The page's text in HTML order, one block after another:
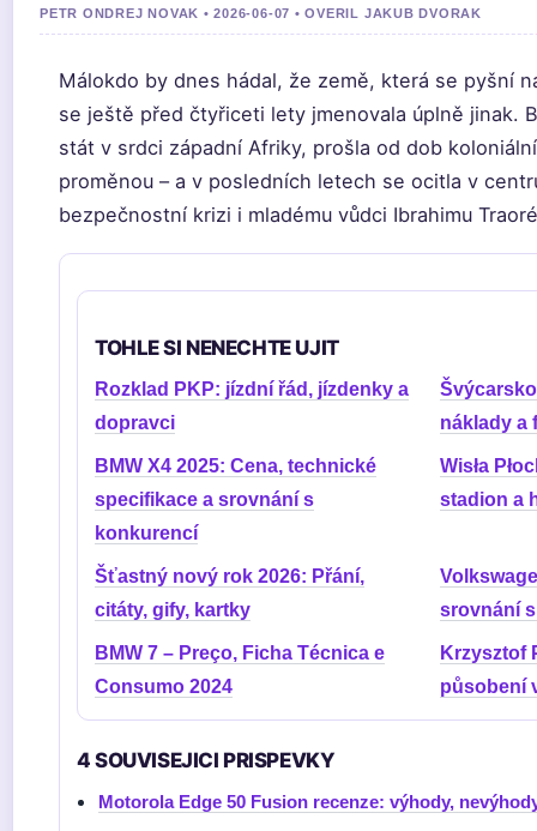
PETR ONDREJ NOVAK • 2026-06-07 • OVERIL JAKUB DVORAK
Málokdo by dnes hádal, že země, která se pyšní
se ještě před čtyřiceti lety jmenovala úplně jinak.
stát v srdci západní Afriky, prošla od dob
proměnou – a v posledních letech se ocitla v
bezpečnostní krizi i mladému vůdci Ibrahimu
TOHLE SI NENECHTE UJIT
Rozklad PKP: jízdní řád, jízdenky a
dopravci
náklady a
BMW X4 2025: Cena, technické
specifikace a srovnání s
konkurencí
Wisła
stadion a
Šťastný nový rok 2026: Přání,
citáty, gify, kartky
srovnání
BMW 7 – Preço, Ficha Técnica e
Consumo 2024
Krzysztof
působení
4 SOUVISEJICI PRISPEVKY
Motorola Edge 50 Fusion recenze: výhody,